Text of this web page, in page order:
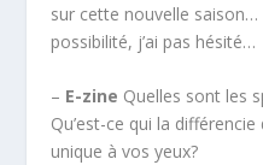
sur cette nouvelle saison…
possibilité, j’ai pas hésité…
– E-zine Quelles sont les
Qu’est-ce qui la
unique à vos yeux?